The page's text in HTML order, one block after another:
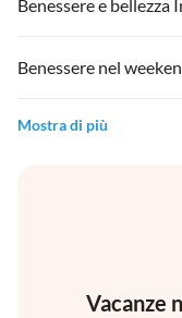
Benessere e bellezza
Benessere nel
Mostra di più
Vacanze